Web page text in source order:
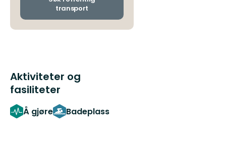
transport
Aktiviteter og
fasiliteter
Å gjøre Badeplass